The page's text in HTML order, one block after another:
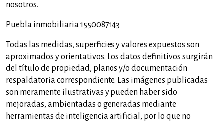
nosotros.
Puebla inmobiliaria 1550087143
Todas las medidas, superficies y valores expuestos son
aproximados y orientativos. Los datos definitivos surgirán
del título de propiedad, planos y/o documentación
respaldatoria correspondiente. Las imágenes publicadas
son meramente ilustrativas y pueden haber sido
mejoradas, ambientadas o generadas mediante
herramientas de inteligencia artificial, por lo que no